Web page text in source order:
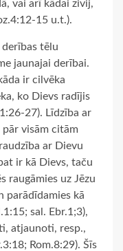
vai arī kādai zivij,
15 u.t.).
derības tēlu
jaunajai derībai.
ir cilvēka
ko Dievs radījis
27). Līdzība ar
visām citām
ar Dievu
ir kā Dievs, taču
raugāmies uz Jēzu
parādīdamies kā
sal. Ebr.1;3),
atjaunoti, resp.,
Rom.8:29). Šīs